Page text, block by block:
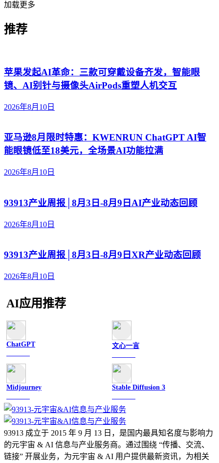
加载更多
推荐
苹果发起AI革命：三款可穿戴设备齐发，智能眼
镜、AI别针与摄像头AirPods重塑人机交互
2026年8月10日
亚马逊8月限时特惠：KWENRUN ChatGPT AI智
能眼镜低至18美元，全场景AI功能拉满
2026年8月10日
93913产业周报│8月3日-8月9日AI产业动态回顾
2026年8月10日
93913产业周报│8月3日-8月9日XR产业动态回顾
2026年8月10日
AI应用推荐
ChatGPT 文心一言
Midjourney Stable Diffusion 3
93913 成立于 2015 年 9 月 13 日，是国内最具知名度与影响力
的元宇宙 & AI 信息与产业服务商。通过围绕 “传播、交流、
链接” 开展业务，为元宇宙 & AI 用户提供最新资讯，为相关